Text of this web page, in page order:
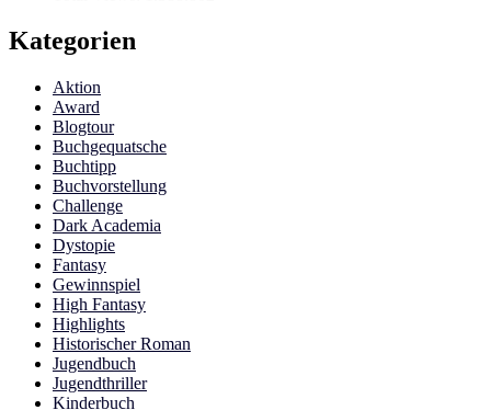
Kategorien
Aktion
Award
Blogtour
Buchgequatsche
Buchtipp
Buchvorstellung
Challenge
Dark Academia
Dystopie
Fantasy
Gewinnspiel
High Fantasy
Highlights
Historischer Roman
Jugendbuch
Jugendthriller
Kinderbuch